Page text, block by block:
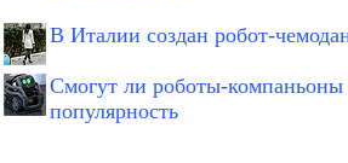
В Италии создан робот-
Смогут ли роботы-компаньоны
популярность